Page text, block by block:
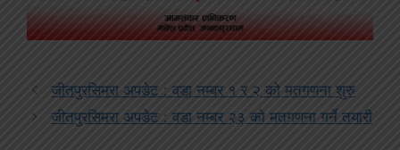
जीतपुरसिमरा अपडेट : वडा नम्बर १ र २ को मतगणना शुरु
जीतपुरसिमरा अपडेट : वडा नम्बर २३ को मतगणना गर्ने तयारी